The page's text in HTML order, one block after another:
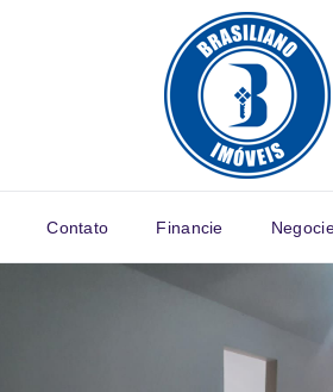
Contato Financie